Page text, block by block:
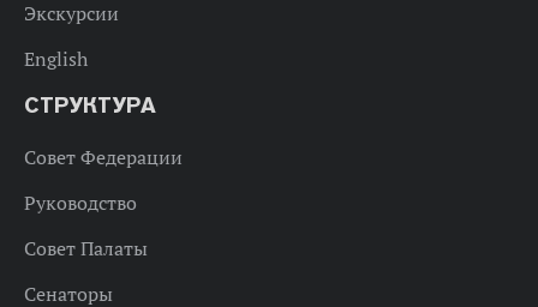
Экскурсии
English
СТРУКТУРА
Совет Федерации
Руководство
Совет Палаты
Сенаторы